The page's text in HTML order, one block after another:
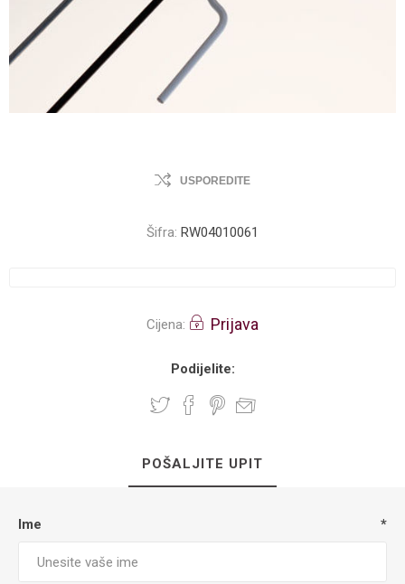
USPOREDITE
Šifra: RW04010061
Cijena: Prijava
Podijelite:
POŠALJITE UPIT
Ime *